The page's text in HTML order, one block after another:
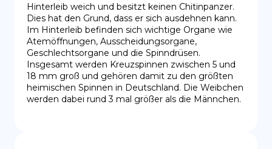
Hinterleib weich und besitzt keinen Chitinpanzer.
Dies hat den Grund, dass er sich ausdehnen kann.
Im Hinterleib befinden sich wichtige Organe wie
Atemöffnungen, Ausscheidungsorgane,
Geschlechtsorgane und die Spinndrüsen.
Insgesamt werden Kreuzspinnen zwischen 5 und
18 mm groß und gehören damit zu den größten
heimischen Spinnen in Deutschland. Die Weibchen
werden dabei rund 3 mal größer als die Männchen.